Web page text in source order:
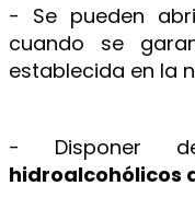
- Se pueden
cuando se
establecida en la
- Disponer
hidroalcohólicos